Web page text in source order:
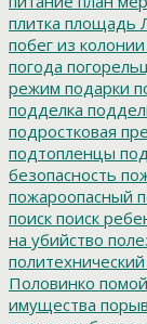
плитка площадь
побег из колонии
погода
режим подарки
подделка
подростковая
подтопленцы
безопасность
пожароопасный
поиск поиск
на убийство
Половинко
имущества порыв